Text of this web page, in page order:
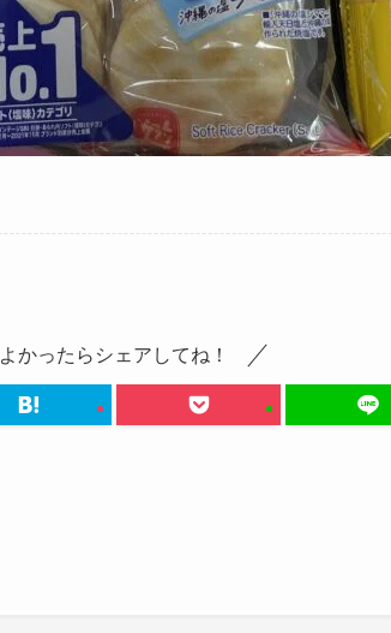
よかったらシェアしてね！